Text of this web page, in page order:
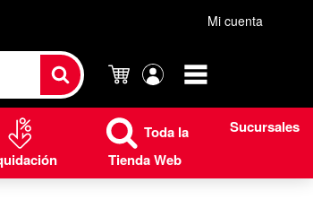
Mi cuenta
Carrito
cuenta
Toda la
Tienda Web
Sucursales